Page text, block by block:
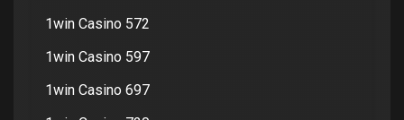
1win Casino 572
1win Casino 597
1win Casino 697